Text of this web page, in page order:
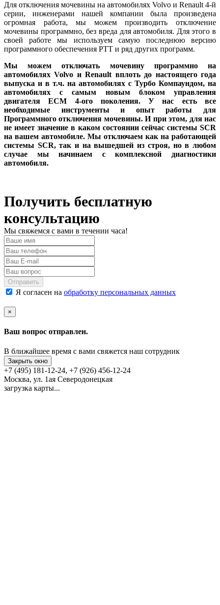
Для отключения мочевины на автомобилях Volvo и Renault 4-й
серии, инженерами нашей компании была произведена
огромная работа, мы можем производить отключение
мочевины программно, без вреда для автомобиля. Для этого в
своей работе мы используем самую последнюю версию
программного обеспечения PTT и ряд других программ.
Мы можем отключать мочевину программно на
автомобилях Volvo и Renault вплоть до настоящего года
выпуска и в т.ч. на автомобилях с Турбо Компаундом, на
автомобилях с самым новым блоком управления
двигателя ECM 4-ого поколения. У нас есть все
необходимые инструменты и опыт работы для
Программного отключения мочевины. И при этом, для нас
не имеет значение в каком состоянии сейчас системы SCR
на вашем автомобиле. Мы отключаем как на работающей
системы SCR, так и на вышедшей из строя, но в любом
случае мы начинаем с комплексной диагностики
автомобиля.
Получить бесплатную
консультацию
Мы свяжемся с вами в течении часа!
Отправить
Я согласен на обработку персональных данных
×
Ваш вопрос отправлен.
В ближайшее время с вами свяжется наш сотрудник
Закрыть окно
+7 (495) 181-12-24, +7 (926) 456-12-24
Москва, ул. 1ая Северодонецкая
загрузка карты...